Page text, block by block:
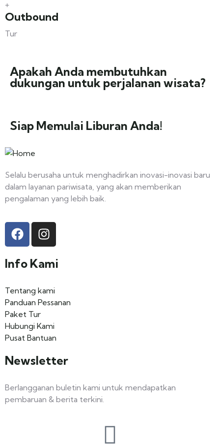
Outbound
Tur
Apakah Anda membutuhkan
dukungan untuk perjalanan wisata?
Siap Memulai Liburan Anda!
Selalu berusaha untuk menghadirkan inovasi-inovasi baru
dalam layanan pariwisata, yang akan memberikan
pengalaman yang lebih baik.
Info Kami
Tentang kami
Panduan Pessanan
Paket Tur
Hubungi Kami
Pusat Bantuan
Newsletter
Berlangganan buletin kami untuk mendapatkan
pembaruan & berita terkini.